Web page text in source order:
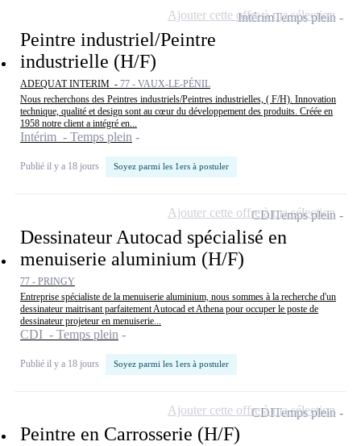
Peintre industriel/Peintre
industrielle (H/F)
ADEQUAT INTERIM - 77 - VAUX-LE-PÉNIL
Nous recherchons des Peintres industriels/Peintres industrielles, ( F/H). Innovation
technique, qualité et design sont au cœur du développement des produits. Créée en
1958 notre client a intégré en...
Intérim - Temps plein
Publié il y a 18 jours Soyez parmi les 1ers à postuler
IntérimTemps plein
Ajouter cette offre à ma sélection
Dessinateur Autocad spécialisé en
menuiserie aluminium (H/F)
77 - PRINGY
Entreprise spécialiste de la menuiserie aluminium, nous sommes à la recherche d'un
dessinateur maitrisant parfaitement Autocad et Athena pour occuper le poste de
dessinateur projeteur en menuiserie...
CDI - Temps plein
Publié il y a 18 jours Soyez parmi les 1ers à postuler
CDITemps plein
Ajouter cette offre à ma sélection
Peintre en Carrosserie (H/F)
CDITemps plein
Ajouter cette offre à ma sélection